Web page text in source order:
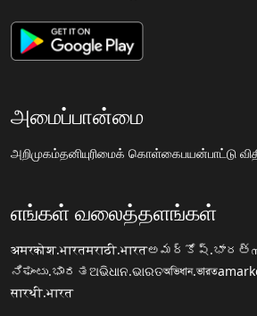
அமைப்பான்மை
அறிமுகம்தனியுரிமைக் கொள்கைபயன்பாட்டு
எங்கள் வலைத்தளங்கள்
अमरकोश.भारतमराठी.भारतఅమర్కోష్.భారత్
ನಿಘಂಟು.ಭಾರತଅଭିଧାନ.ଭାରତঅভিধান.ভারত
सारथी.भारत